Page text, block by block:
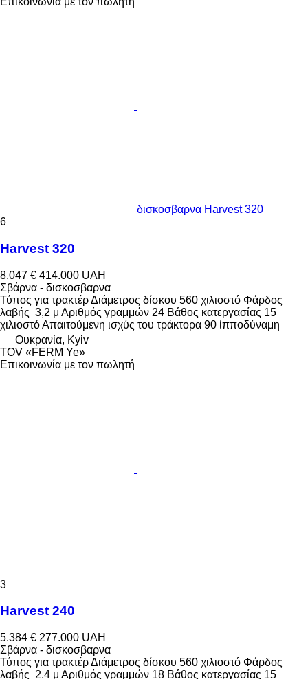
δισκοσβαρνα Harvest 320
6
Harvest 320
8.047 € 414.000 UAH
Σβάρνα - δισκοσβαρνα
Τύπος για τρακτέρΔιάμετρος δίσκου 560 χιλιοστό Φάρδος
λαβής 3,2 μ Αριθμός γραμμών 24 Βάθος κατεργασίας 15
χιλιοστόΑπαιτούμενη ισχύς του τράκτορα 90 ίπποδύναμη
Ουκρανία, Kyiv
TOV «FERM Ye»
Επικοινωνία με τον πωλητή
3
Harvest 240
5.384 € 277.000 UAH
Σβάρνα - δισκοσβαρνα
Τύπος για τρακτέρΔιάμετρος δίσκου 560 χιλιοστό Φάρδος
λαβής 2,4 μ Αριθμός γραμμών 18 Βάθος κατεργασίας 15